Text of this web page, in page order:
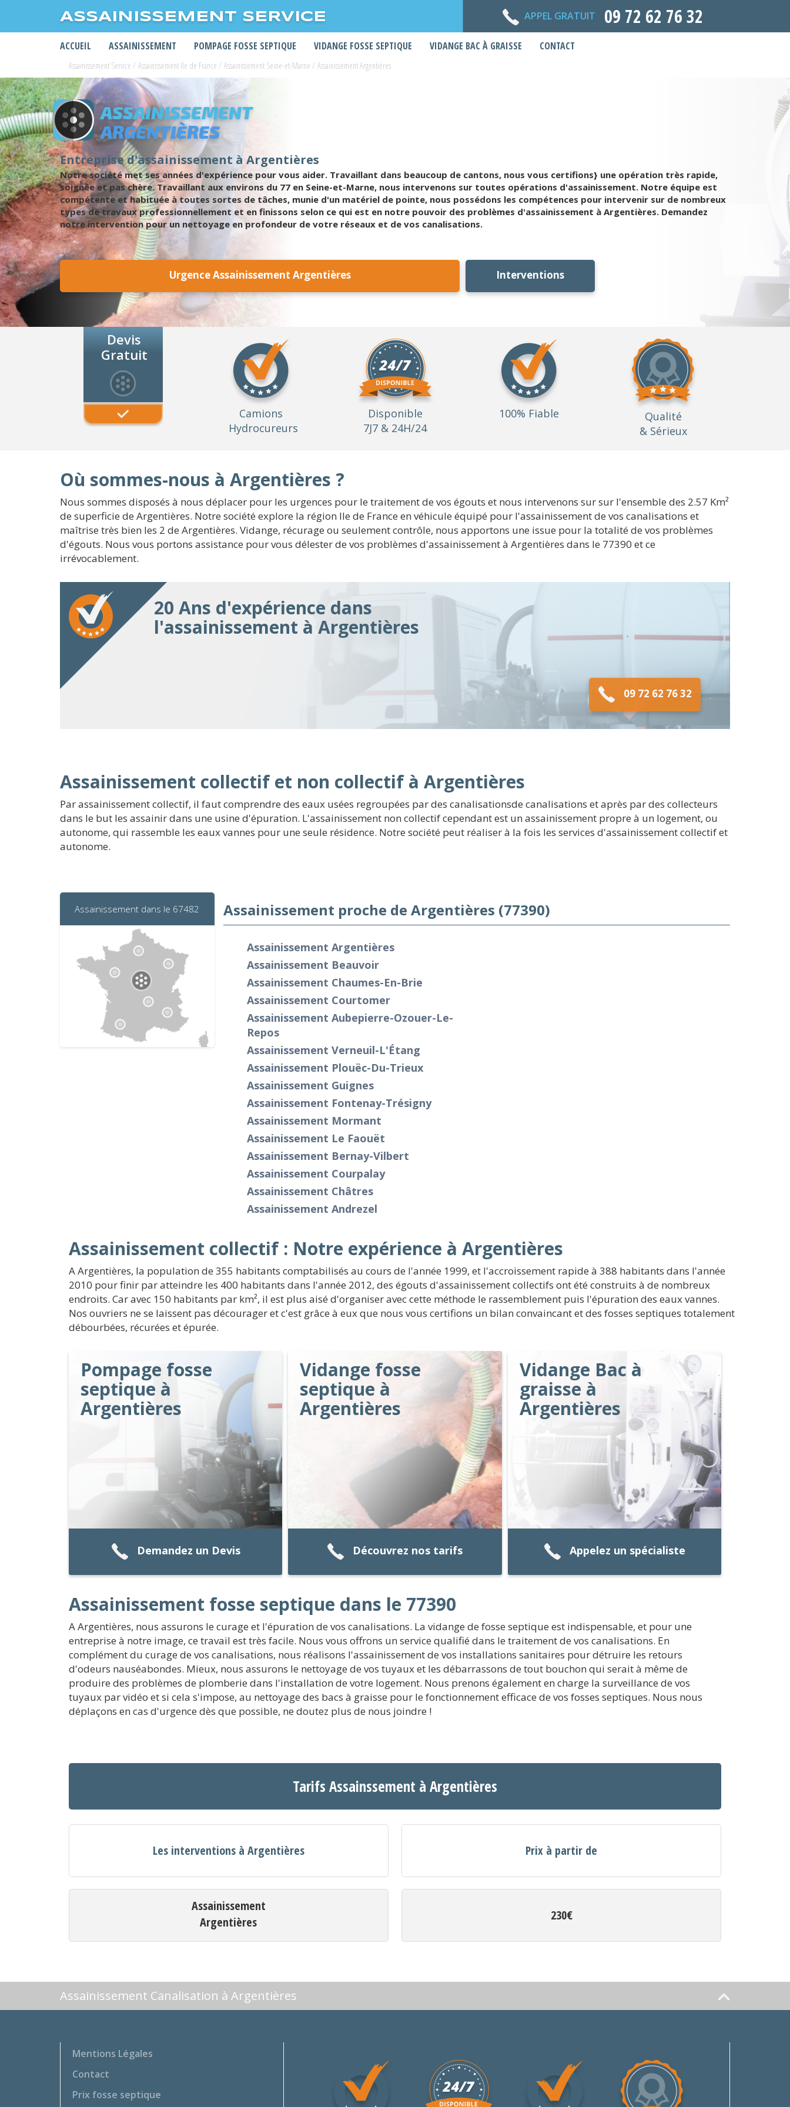
ASSAINISSEMENT SERVICE APPEL GRATUIT 09 72 62 76 32
ACCUEIL ASSAINISSEMENT POMPAGE FOSSE SEPTIQUE VIDANGE FOSSE SEPTIQUE VIDANGE BAC À GRAISSE CONTACT
Assainissement Service / Assainissement Ile de France / Assainissement Seine-et-Marne / Assainissement Argentières
ASSAINISSEMENT
ARGENTIÈRES
Entreprise d'assainissement à Argentières
Notre société met ses années d'expérience pour vous aider. Travaillant dans beaucoup de cantons, nous vous certifions} une opération très rapide,
soignée et pas chère. Travaillant aux environs du 77 en Seine-et-Marne, nous intervenons sur toutes opérations d'assainissement. Notre équipe est
compétente et habituée à toutes sortes de tâches, munie d'un matériel de pointe, nous possédons les compétences pour intervenir sur de nombreux
types de travaux professionnellement et en finissons selon ce qui est en notre pouvoir des problèmes d'assainissement à Argentières. Demandez
notre intervention pour un nettoyage en profondeur de votre réseaux et de vos canalisations.
Urgence Assainissement Argentières Interventions
Devis
Gratuit
Camions
Hydrocureurs
Disponible
7J7 & 24H/24
100% Fiable
Qualité
& Sérieux
Où sommes-nous à Argentières ?
Nous sommes disposés à nous déplacer pour les urgences pour le traitement de vos égouts et nous intervenons sur sur l'ensemble des 2.57 Km²
de superficie de Argentières. Notre société explore la région Ile de France en véhicule équipé pour l'assainissement de vos canalisations et
maîtrise très bien les 2 de Argentières. Vidange, récurage ou seulement contrôle, nous apportons une issue pour la totalité de vos problèmes
d'égouts. Nous vous portons assistance pour vous délester de vos problèmes d'assainissement à Argentières dans le 77390 et ce
irrévocablement.
20 Ans d'expérience dans
l'assainissement à Argentières
09 72 62 76 32
Assainissement collectif et non collectif à Argentières
Par assainissement collectif, il faut comprendre des eaux usées regroupées par des canalisationsde canalisations et après par des collecteurs
dans le but les assainir dans une usine d'épuration. L'assainissement non collectif cependant est un assainissement propre à un logement, ou
autonome, qui rassemble les eaux vannes pour une seule résidence. Notre société peut réaliser à la fois les services d'assainissement collectif et
autonome.
Assainissement dans le 67482 Assainissement proche de Argentières (77390)
Assainissement Argentières
Assainissement Beauvoir
Assainissement Chaumes-En-Brie
Assainissement Courtomer
Assainissement Aubepierre-Ozouer-Le-
Repos
Assainissement Verneuil-L'Étang
Assainissement Plouëc-Du-Trieux
Assainissement Guignes
Assainissement Fontenay-Trésigny
Assainissement Mormant
Assainissement Le Faouët
Assainissement Bernay-Vilbert
Assainissement Courpalay
Assainissement Châtres
Assainissement Andrezel
Assainissement collectif : Notre expérience à Argentières
A Argentières, la population de 355 habitants comptabilisés au cours de l'année 1999, et l'accroissement rapide à 388 habitants dans l'année
2010 pour finir par atteindre les 400 habitants dans l'année 2012, des égouts d'assainissement collectifs ont été construits à de nombreux
endroits. Car avec 150 habitants par km², il est plus aisé d'organiser avec cette méthode le rassemblement puis l'épuration des eaux vannes.
Nos ouvriers ne se laissent pas décourager et c'est grâce à eux que nous vous certifions un bilan convaincant et des fosses septiques totalement
débourbées, récurées et épurée.
Pompage fosse
septique à
Argentières
Demandez un Devis
Vidange fosse
septique à
Argentières
Découvrez nos tarifs
Vidange Bac à
graisse à
Argentières
Appelez un spécialiste
Assainissement fosse septique dans le 77390
A Argentières, nous assurons le curage et l'épuration de vos canalisations. La vidange de fosse septique est indispensable, et pour une
entreprise à notre image, ce travail est très facile. Nous vous offrons un service qualifié dans le traitement de vos canalisations. En
complément du curage de vos canalisations, nous réalisons l'assainissement de vos installations sanitaires pour détruire les retours
d'odeurs nauséabondes. Mieux, nous assurons le nettoyage de vos tuyaux et les débarrassons de tout bouchon qui serait à même de
produire des problèmes de plomberie dans l'installation de votre logement. Nous prenons également en charge la surveillance de vos
tuyaux par vidéo et si cela s'impose, au nettoyage des bacs à graisse pour le fonctionnement efficace de vos fosses septiques. Nous nous
déplaçons en cas d'urgence dès que possible, ne doutez plus de nous joindre !
Tarifs Assainssement à Argentières
Les interventions à Argentières Prix à partir de
Assainissement
Argentières
230€
Assainissement Canalisation à Argentières
Mentions Légales
Contact
Prix fosse septique